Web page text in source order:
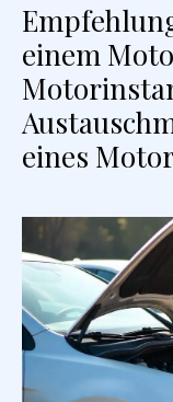
einem
eines